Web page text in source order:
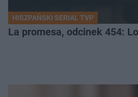
HISZPAŃSKI SERIAL TVP
La promesa, odcinek 454: